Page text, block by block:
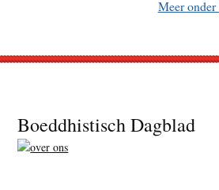
Meer
Footer
Boeddhistisch Dagblad